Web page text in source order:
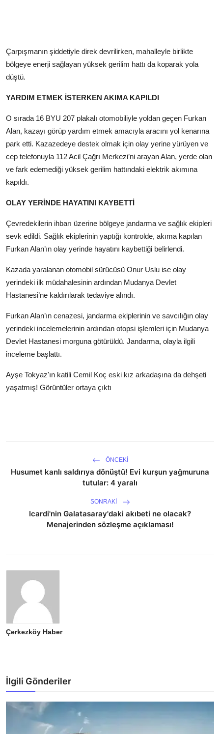
Çarpışmanın şiddetiyle direk devrilirken, mahalleyle birlikte
bölgeye enerji sağlayan yüksek gerilim hattı da koparak yola
düştü.
YARDIM ETMEK İSTERKEN AKIMA KAPILDI
O sırada 16 BYU 207 plakalı otomobiliyle yoldan geçen Furkan
Alan, kazayı görüp yardım etmek amacıyla aracını yol kenarına
park etti. Kazazedeye destek olmak için olay yerine yürüyen ve
cep telefonuyla 112 Acil Çağrı Merkezi’ni arayan Alan, yerde olan
ve fark edemediği yüksek gerilim hattındaki elektrik akımına
kapıldı.
OLAY YERİNDE HAYATINI KAYBETTİ
Çevredekilerin ihbarı üzerine bölgeye jandarma ve sağlık ekipleri
sevk edildi. Sağlık ekiplerinin yaptığı kontrolde, akıma kapılan
Furkan Alan’ın olay yerinde hayatını kaybettiği belirlendi.
Kazada yaralanan otomobil sürücüsü Onur Uslu ise olay
yerindeki ilk müdahalesinin ardından Mudanya Devlet
Hastanesi’ne kaldırılarak tedaviye alındı.
Furkan Alan’ın cenazesi, jandarma ekiplerinin ve savcılığın olay
yerindeki incelemelerinin ardından otopsi işlemleri için Mudanya
Devlet Hastanesi morguna götürüldü. Jandarma, olayla ilgili
inceleme başlattı.
Ayşe Tokyaz'ın katili Cemil Koç eski kız arkadaşına da dehşeti
yaşatmış! Görüntüler ortaya çıktı
ÖNCEKI
Husumet kanlı saldırıya dönüştü! Evi kurşun yağmuruna
tutular: 4 yaralı
SONRAKI
Icardi'nin Galatasaray'daki akıbeti ne olacak?
Menajerinden sözleşme açıklaması!
Çerkezköy Haber
İlgili Gönderiler